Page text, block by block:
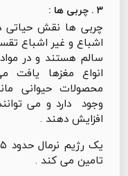
۳ . چربی ها :
چربی ها نقش حیاتی
اشباع و غیر اشباع
سالم هستند و در
انواع مغزها
محصولات حیوانی
وجود دارد و می
افزایش دهند .
تامین می کند .